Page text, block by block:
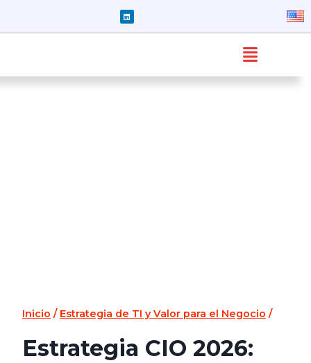
Inicio / Estrategia de TI y Valor para el Negocio /
Estrategia CIO 2026: